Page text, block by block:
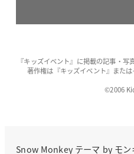
『キッズイベント』に掲載の記事・写
著作権は『キッズイベント』また
©2006
Snow Monkeyテーマ by モン